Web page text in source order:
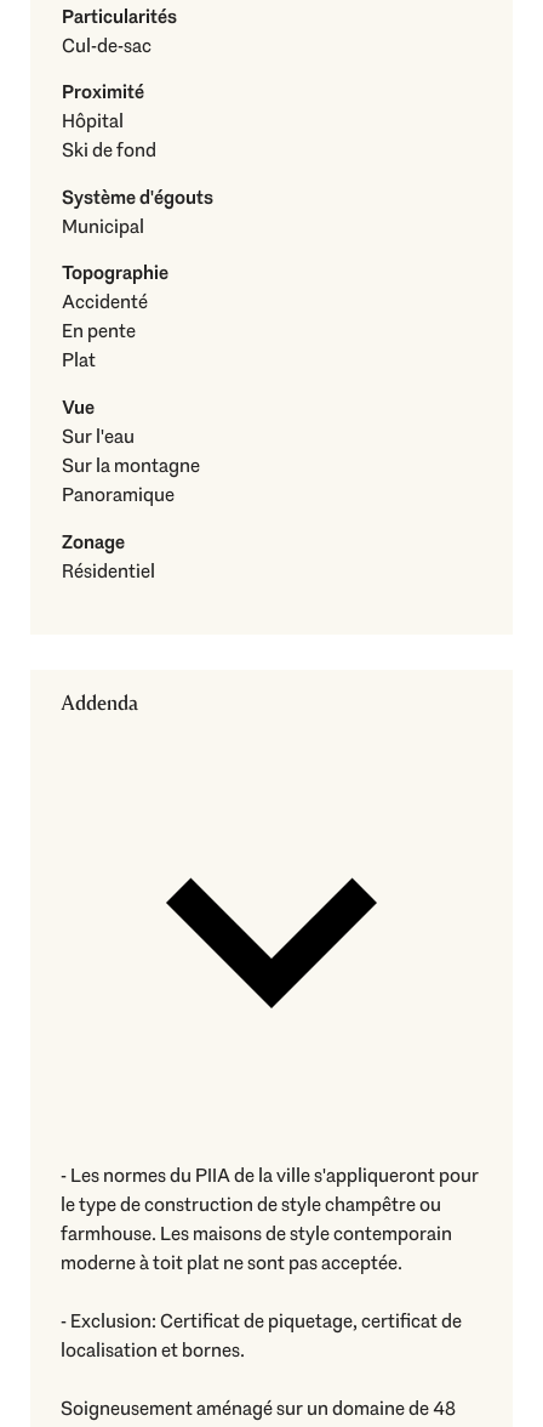
Particularités
Cul-de-sac
Proximité
Hôpital
Ski de fond
Système d'égouts
Municipal
Topographie
Accidenté
En pente
Plat
Vue
Sur l'eau
Sur la montagne
Panoramique
Zonage
Résidentiel
Addenda
- Les normes du PIIA de la ville s'appliqueront pour
le type de construction de style champêtre ou
farmhouse. Les maisons de style contemporain
moderne à toit plat ne sont pas acceptée.
- Exclusion: Certificat de piquetage, certificat de
localisation et bornes.
Soigneusement aménagé sur un domaine de 48